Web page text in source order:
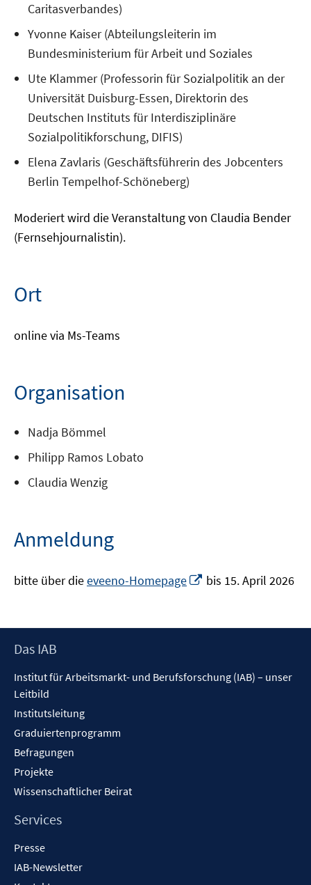
Caritasverbandes)
Yvonne Kaiser (Abteilungsleiterin im
Bundesministerium für Arbeit und Soziales
Ute Klammer (Professorin für Sozialpolitik an der
Universität Duisburg-Essen, Direktorin des
Deutschen Instituts für Interdisziplinäre
Sozialpolitikforschung, DIFIS)
Elena Zavlaris (Geschäftsführerin des Jobcenters
Berlin Tempelhof-Schöneberg)
Moderiert wird die Veranstaltung von Claudia Bender
(Fernsehjournalistin).
Ort
online via Ms-Teams
Organisation
Nadja Bömmel
Philipp Ramos Lobato
Claudia Wenzig
Anmeldung
bitte über dieeveeno-Homepage
In
öffnen
bis 15. April 2026
Footer
Das IAB
Institut für Arbeitsmarkt- und Berufsforschung (IAB) – unser
Leitbild
Institutsleitung
Graduiertenprogramm
Befragungen
Projekte
Wissenschaftlicher Beirat
Services
Presse
IAB-Newsletter